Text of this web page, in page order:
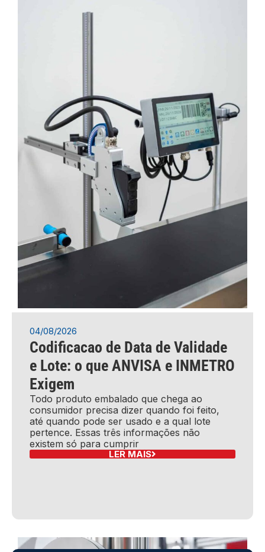
04/08/2026
Codificacao de Data de Validade
e Lote: o que ANVISA e INMETRO
Exigem
Todo produto embalado que chega ao
consumidor precisa dizer quando foi feito,
até quando pode ser usado e a qual lote
pertence. Essas três informações não
existem só para cumprir
LER MAIS